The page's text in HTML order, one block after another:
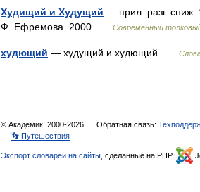
Худищий и Худущий — прил. разг. сниж.
Ф. Ефремова. 2000 …
Современный
худющий — худущий и худющий …
© Академик, 2000-2026 Обратная связь:
👣 Путешествия
Экспорт словарей на сайты , сделанные на PHP,